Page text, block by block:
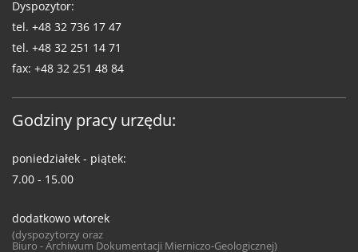
Dyspozytor:
tel. +48 32 736 17 47
tel. +48 32 251 14 71
fax: +48 32 251 48 84
Godziny pracy urzędu:
poniedziałek - piątek:
7.00 - 15.00
dodatkowo wtorek
(dyspozytorzy oraz
Biuro - Archiwum Dokumentacji Mierniczo-Geologicznej)